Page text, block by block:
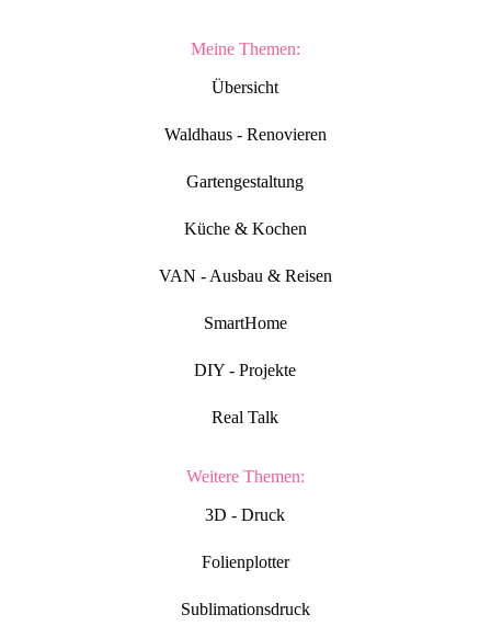
Meine Themen:
Übersicht
Waldhaus - Renovieren
Gartengestaltung
Küche & Kochen
VAN - Ausbau & Reisen
SmartHome
DIY - Projekte
Real Talk
Weitere Themen:
3D - Druck
Folienplotter
Sublimationsdruck